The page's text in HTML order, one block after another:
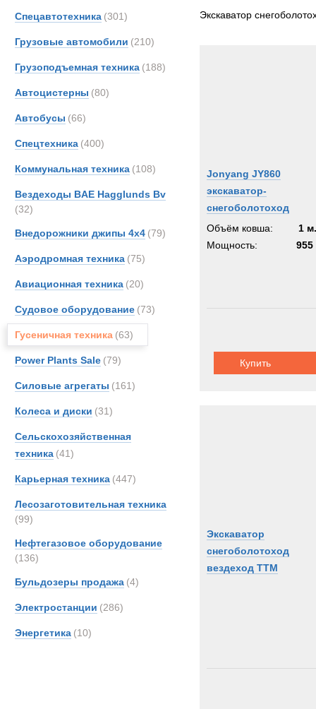
Спецавтотехника (301)
Грузовые автомобили (210)
Грузоподъемная техника (188)
Автоцистерны (80)
Автобусы (66)
Спецтехника (400)
Коммунальная техника (108)
Вездеходы BAE Hagglunds Bv
(32)
Внедорожники джипы 4х4 (79)
Аэродромная техника (75)
Авиационная техника (20)
Судовое оборудование (73)
Гусеничная техника (63)
Power Plants Sale (79)
Силовые агрегаты (161)
Колеса и диски (31)
Сельскохозяйственная
техника (41)
Карьерная техника (447)
Лесозаготовительная техника
(99)
Нефтегазовое оборудование
(136)
Бульдозеры продажа (4)
Электростанции (286)
Энергетика (10)
Экскаватор
Jonyang JY860
экскаватор-
снегоболотоход
Объём ковша:
1
Мощность:
955
Купить
Экскаватор
снегоболотоход
вездеход ТТМ